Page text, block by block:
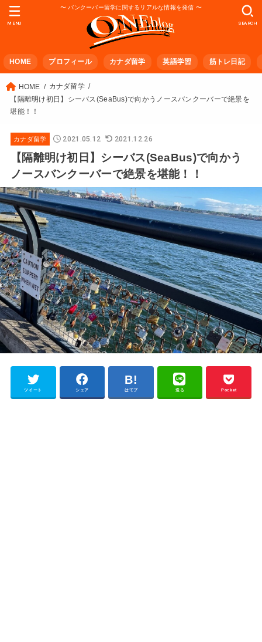
〜 バンクーバー留学に関するリアルな情報を発信 〜
HOME プロフィール カナダ留学 英語学習 筋トレ日記
SEARCH
MENU
HOME
カナダ留学
【隔離明け初日】シーバス(SeaBus)で向かうノースバンクーバーで絶景を
堪能！！
カナダ留学 2021.05.12 2021.12.26
【隔離明け初日】シーバス(SeaBus)で向かう
ノースバンクーバーで絶景を堪能！！
ツイート シェア はてブ 送る Pocket